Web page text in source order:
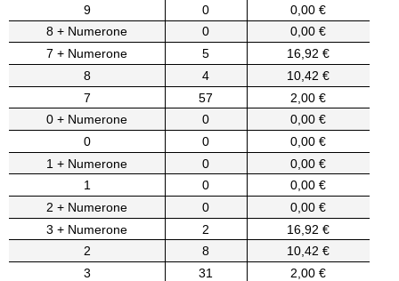
9
0
0,00 €
8 + Numerone
0
0,00 €
7 + Numerone
5
16,92 €
8
4
10,42 €
7
57
2,00 €
0 + Numerone
0
0,00 €
0
0
0,00 €
1 + Numerone
0
0,00 €
1
0
0,00 €
2 + Numerone
0
0,00 €
3 + Numerone
2
16,92 €
2
8
10,42 €
3
31 2,00 €